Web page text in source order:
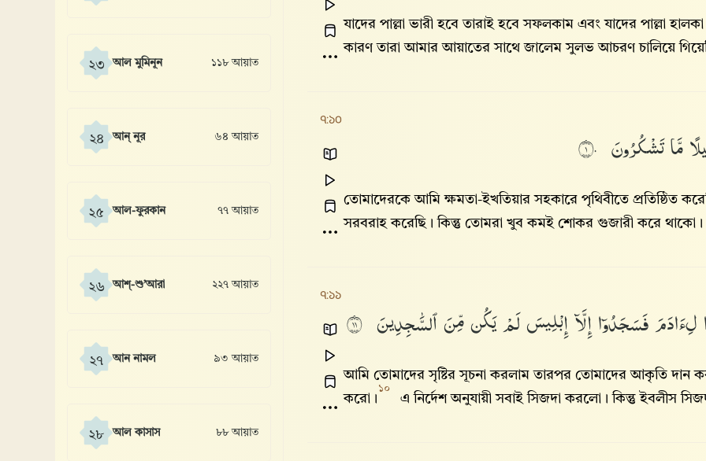
২৩ আল মুমিনূন ১১৮ আয়াত
২৪ আন্ নূর ৬৪ আয়াত
২৫ আল-ফুরকান ৭৭ আয়াত
২৬ আশ্-শু’আরা ২২৭ আয়াত
২৭ আন নামল ৯৩ আয়াত
২৮ আল কাসাস ৮৮ আয়াত
যাদের পাল্লা ভারী হবে তারাই হবে সফলকাম এবং যাদের পাল্লা
কারণ তারা আমার আয়াতের সাথে জালেম সুলভ আচরণ চালিয়ে
৭:১০
مَّاتَشْكُرُونَ ١٠
তোমাদেরকে আমি ক্ষমতা-ইখতিয়ার সহকারে পৃথিবীতে প্রতিষ্ঠিত
সরবরাহ করেছি। কিন্তু তোমরা খুব কমই শোকর গুজারী করে থাকো।
৭:১১
لِءَادَمَفَسَجَدُوٓا۟إِلَّآإِبْلِيسَلَمْيَكُنمِّنَٱلسَّٰجِدِينَ ١١
আমি তোমাদের সৃষ্টির সূচনা করলাম তারপর তোমাদের আকৃতি
করো।
১০
এ নির্দেশ অনুযায়ী সবাই সিজদা করলো। কিন্তু ইবলীস